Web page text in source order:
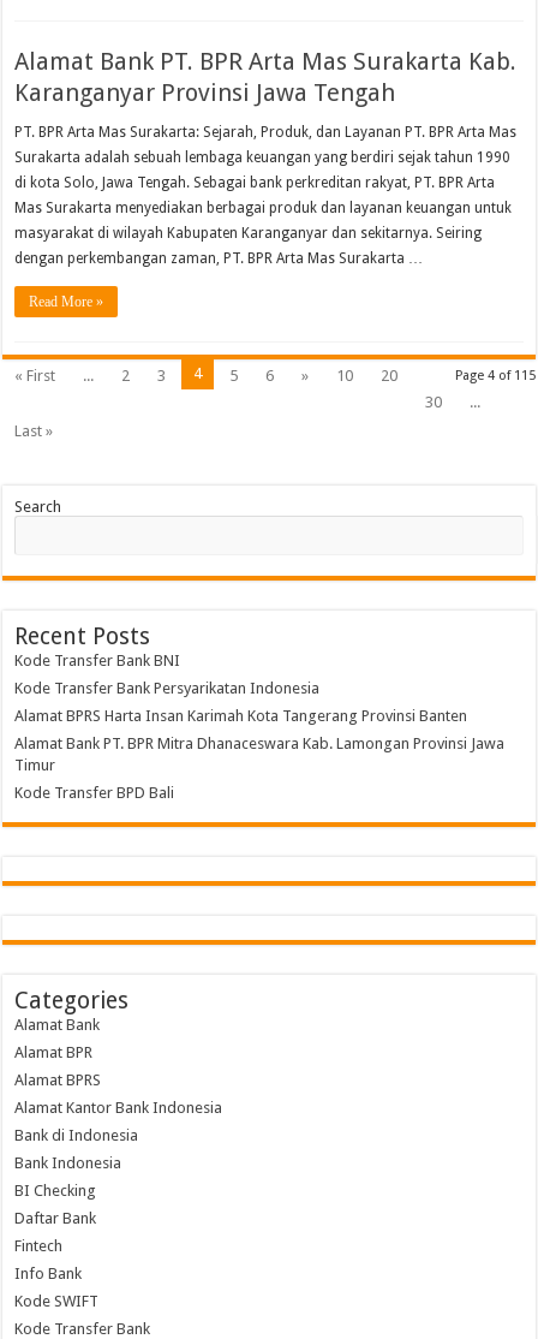
Alamat Bank PT. BPR Arta Mas Surakarta Kab.
Karanganyar Provinsi Jawa Tengah
PT. BPR Arta Mas Surakarta: Sejarah, Produk, dan Layanan PT. BPR Arta Mas
Surakarta adalah sebuah lembaga keuangan yang berdiri sejak tahun 1990
di kota Solo, Jawa Tengah. Sebagai bank perkreditan rakyat, PT. BPR Arta
Mas Surakarta menyediakan berbagai produk dan layanan keuangan untuk
masyarakat di wilayah Kabupaten Karanganyar dan sekitarnya. Seiring
dengan perkembangan zaman, PT. BPR Arta Mas Surakarta …
Read More »
Page 4 of 115
« First ... 2 3 4 5 6 » 10
20
30
...
Last »
Search
Recent Posts
Kode Transfer Bank BNI
Kode Transfer Bank Persyarikatan Indonesia
Alamat BPRS Harta Insan Karimah Kota Tangerang Provinsi Banten
Alamat Bank PT. BPR Mitra Dhanaceswara Kab. Lamongan Provinsi Jawa
Timur
Kode Transfer BPD Bali
Categories
Alamat Bank
Alamat BPR
Alamat BPRS
Alamat Kantor Bank Indonesia
Bank di Indonesia
Bank Indonesia
BI Checking
Daftar Bank
Fintech
Info Bank
Kode SWIFT
Kode Transfer Bank